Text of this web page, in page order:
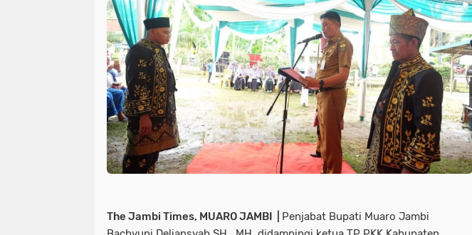
The Jambi Times, MUARO JAMBI | Penjabat Bupati Muaro Jambi